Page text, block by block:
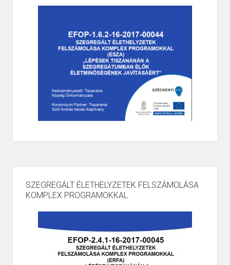
SZEGREGÁLT ÉLETHELYZETEK FELSZÁMOLÁSA
KOMPLEX PROGRAMOKKAL